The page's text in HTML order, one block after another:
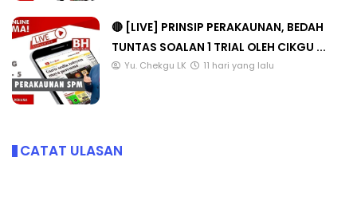
🔴 [LIVE] PRINSIP PERAKAUNAN, BEDAH
TUNTAS SOALAN 1 TRIAL OLEH CIKGU ...
Yu. Chekgu LK 11 hari yang lalu
CATAT ULASAN